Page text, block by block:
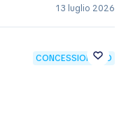
13 luglio 2026
CONCESSIONARIO